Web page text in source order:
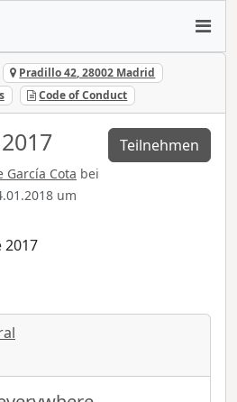
Pradillo 42, 28002 Madrid
Code of Conduct
García Cota bei
um
Teilnehmen